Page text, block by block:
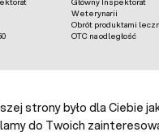
Weterynarii
Obrót produktami
OTC na odległość
strony było dla Ciebie
do Twoich